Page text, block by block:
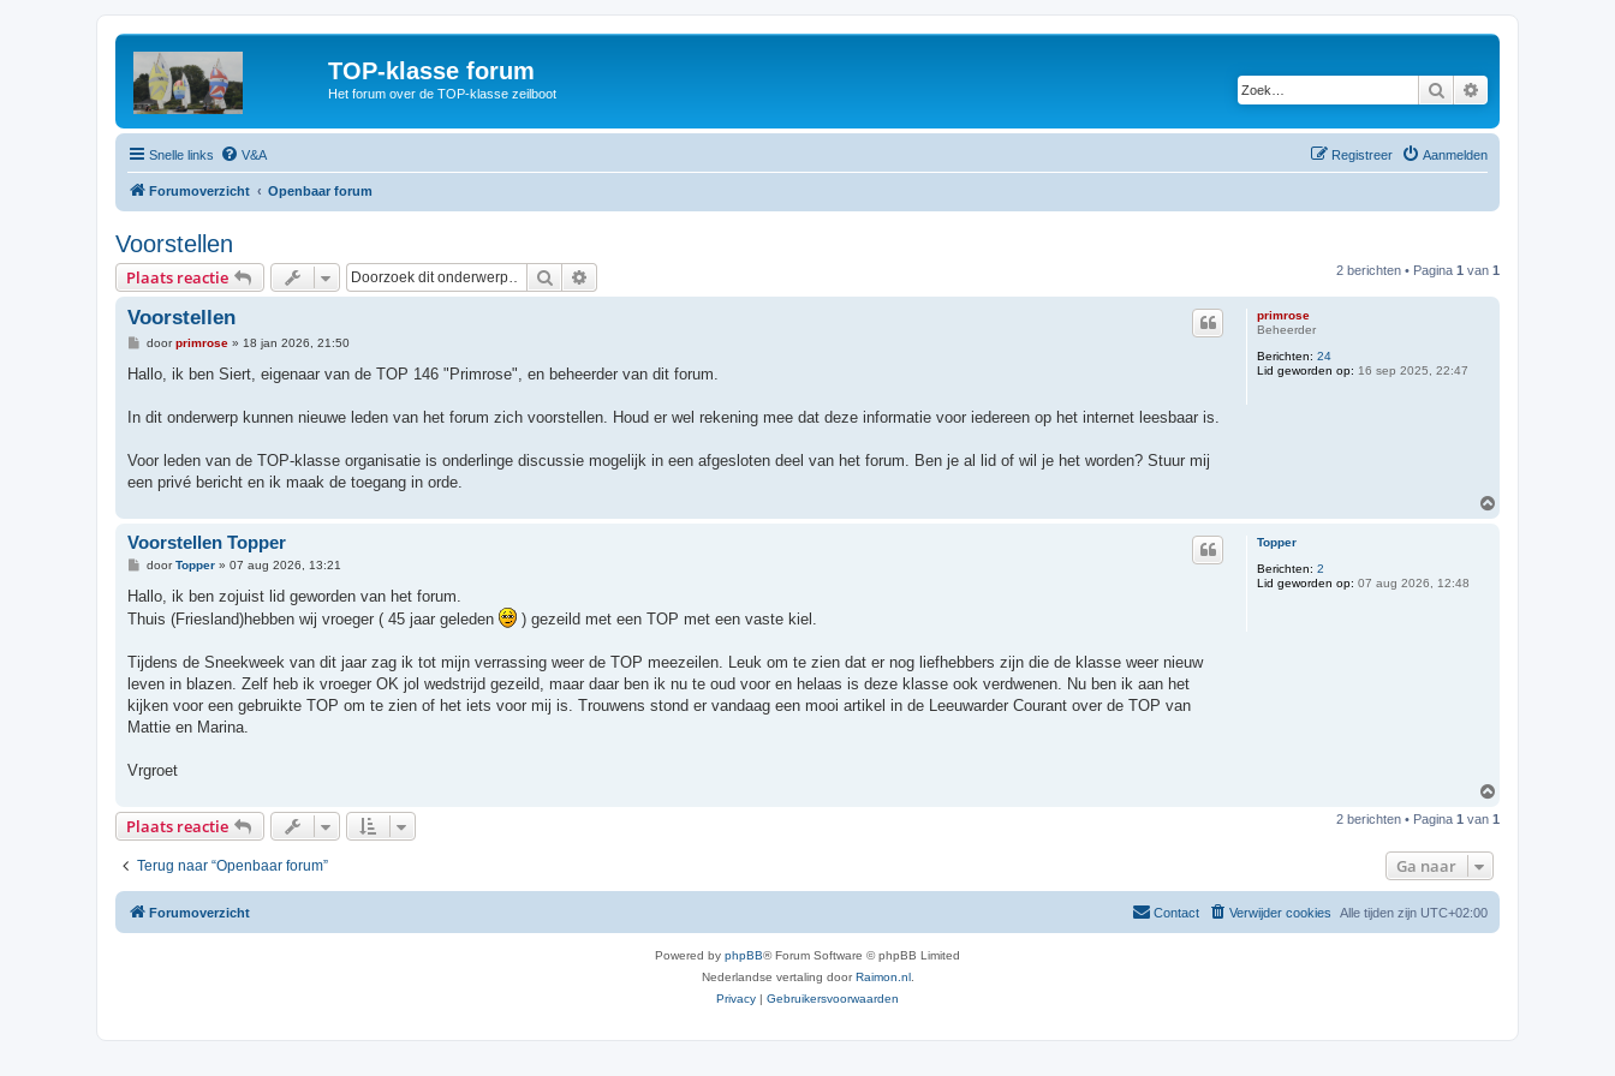
TOP-klasse forum
Het forum over de TOP-klasse zeilboot Zoek
Snelle links V&A Aanmelden
Registreer
Forumoverzicht Openbaar forum
Voorstellen
Plaats reactie Zoek 2 berichten • Pagina 1 van 1
primrose
Beheerder
Berichten: 24
Lid geworden op: 16 sep 2025, 22:47
Voorstellen
B
r
h
doorprimrose» 18 jan 2026, 21:50
Hallo, ik ben Siert, eigenaar van de TOP 146 "Primrose", en beheerder van dit forum.
In dit onderwerp kunnen nieuwe leden van het forum zich voorstellen. Houd er wel rekening mee dat deze informatie voor iedereen op het internet leesbaar is.
Voor leden van de TOP-klasse organisatie is onderlinge discussie mogelijk in een afgesloten deel van het forum. Ben je al lid of wil je het worden? Stuur mij
een privé bericht en ik maak de toegang in orde.
Topper
Berichten: 2
Lid geworden op: 07 aug 2026, 12:48
Voorstellen Topper
B
r
c
doorTopper» 07 aug 2026, 13:21
Hallo, ik ben zojuist lid geworden van het forum.
Thuis (Friesland)hebben wij vroeger ( 45 jaar geleden
) gezeild met een TOP met een vaste kiel.
Tijdens de Sneekweek van dit jaar zag ik tot mijn verrassing weer de TOP meezeilen. Leuk om te zien dat er nog liefhebbers zijn die de klasse weer nieuw
leven in blazen. Zelf heb ik vroeger OK jol wedstrijd gezeild, maar daar ben ik nu te oud voor en helaas is deze klasse ook verdwenen. Nu ben ik aan het
kijken voor een gebruikte TOP om te zien of het iets voor mij is. Trouwens stond er vandaag een mooi artikel in de Leeuwarder Courant over de TOP van
Mattie en Marina.
Vrgroet
h
Plaats reactie 2 berichten • Pagina 1 van 1
Terug naar “Openbaar forum” Ga naar
Forumoverzicht Alle tijden zijn UTC+02:00
Verwijder cookies
Contact
Powered by phpBB® Forum Software © phpBB Limited
Nederlandse vertaling doorRaimon.nl.
Privacy | Gebruikersvoorwaarden